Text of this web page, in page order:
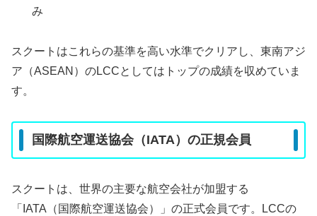
み
スクートはこれらの基準を高い水準でクリアし、東南アジ
ア（ASEAN）のLCCとしてはトップの成績を収めていま
す。
国際航空運送協会（IATA）の正規会員
スクートは、世界の主要な航空会社が加盟する
「IATA（国際航空運送協会）」の正式会員です。LCCの